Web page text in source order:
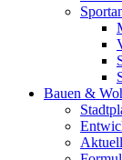
Bauen &